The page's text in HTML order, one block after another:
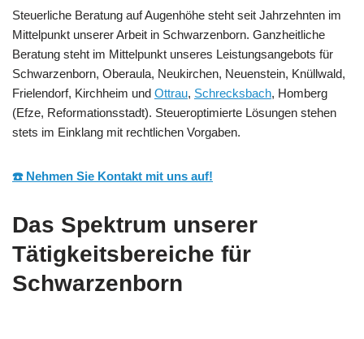
Steuerliche Beratung auf Augenhöhe steht seit Jahrzehnten im
Mittelpunkt unserer Arbeit in Schwarzenborn. Ganzheitliche
Beratung steht im Mittelpunkt unseres Leistungsangebots für
Schwarzenborn, Oberaula, Neukirchen, Neuenstein, Knüllwald,
Frielendorf, Kirchheim und Ottrau, Schrecksbach, Homberg
(Efze, Reformationsstadt). Steueroptimierte Lösungen stehen
stets im Einklang mit rechtlichen Vorgaben.
☎️ Nehmen Sie Kontakt mit uns auf!
Das Spektrum unserer
Tätigkeitsbereiche für
Schwarzenborn